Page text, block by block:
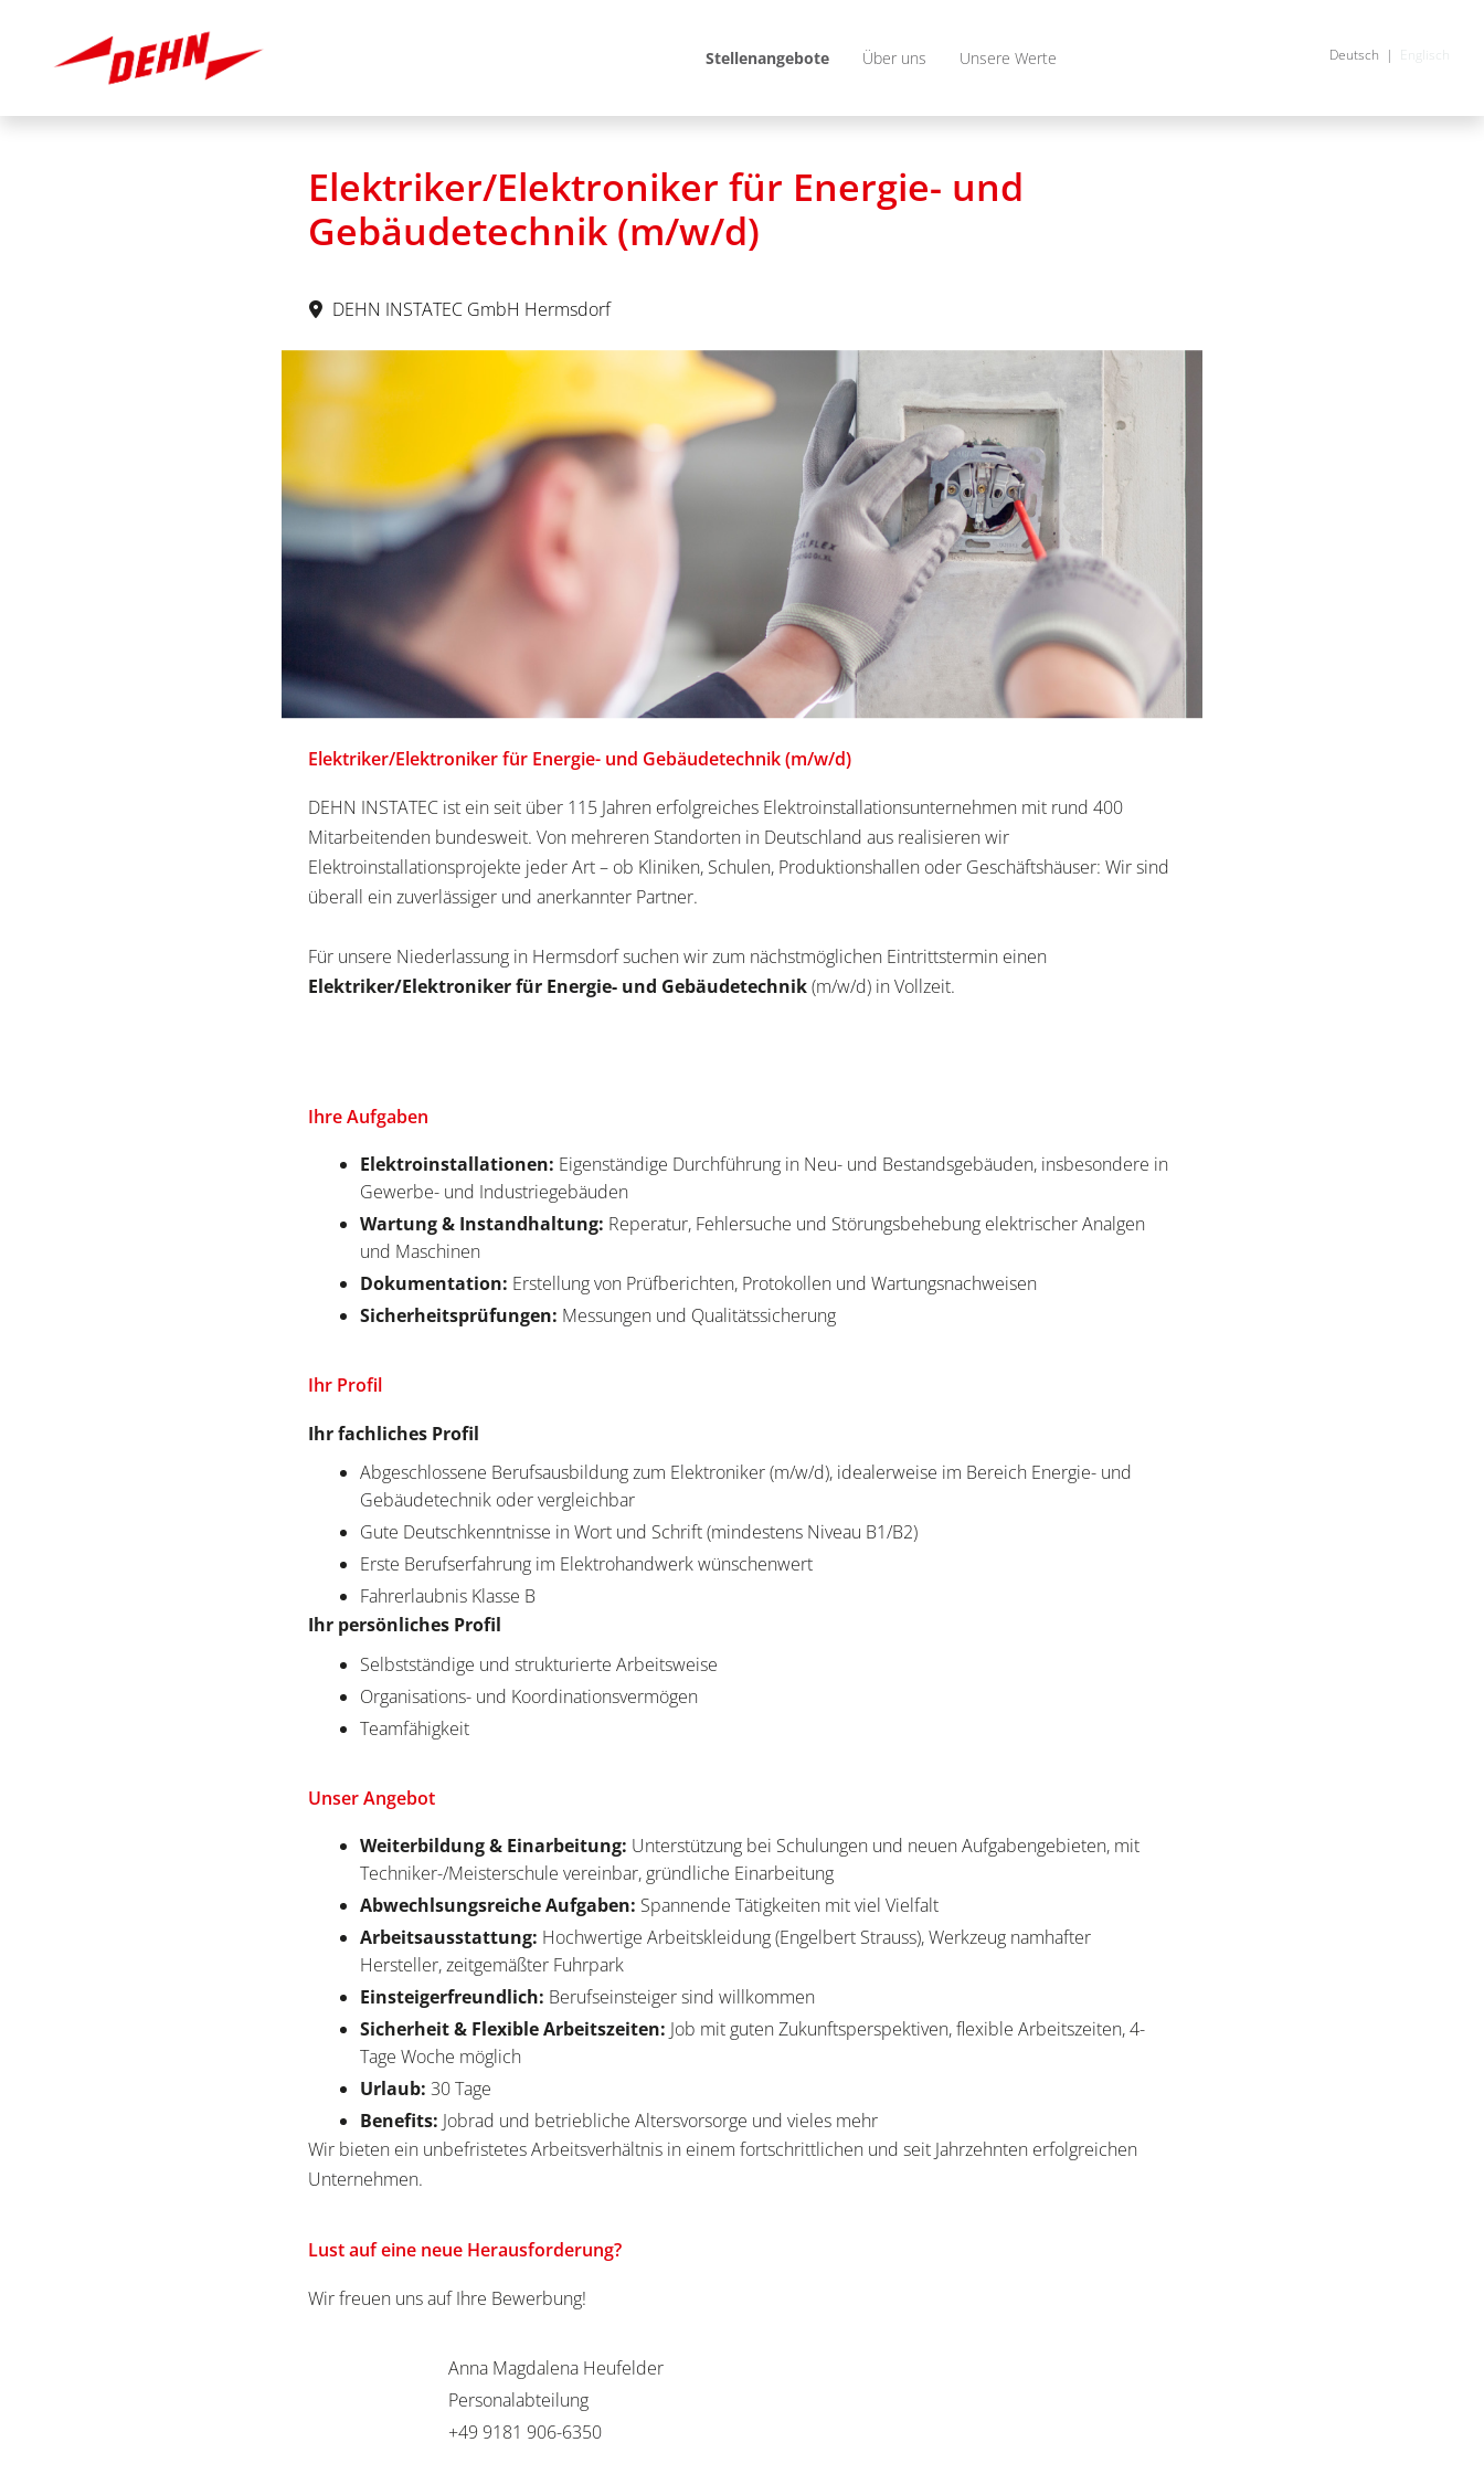
Deutsch Englisch
Stellenangebote Über uns Unsere Werte
Elektriker/Elektroniker für Energie- und
Gebäudetechnik (m/w/d)
DEHN INSTATEC GmbH Hermsdorf
Elektriker/Elektroniker für Energie- und Gebäudetechnik (m/w/d)
DEHN INSTATEC ist ein seit über 115 Jahren erfolgreiches Elektroinstallationsunternehmen mit rund 400
Mitarbeitenden bundesweit. Von mehreren Standorten in Deutschland aus realisieren wir
Elektroinstallationsprojekte jeder Art – ob Kliniken, Schulen, Produktionshallen oder Geschäftshäuser: Wir sind
überall ein zuverlässiger und anerkannter Partner.
Für unsere Niederlassung in Hermsdorf suchen wir zum nächstmöglichen Eintrittstermin einen
Elektriker/Elektroniker für Energie- und Gebäudetechnik(m/w/d) in Vollzeit.
Ihre Aufgaben
Elektroinstallationen: Eigenständige Durchführung in Neu- und Bestandsgebäuden, insbesondere in
Gewerbe- und Industriegebäuden
Wartung & Instandhaltung: Reperatur, Fehlersuche und Störungsbehebung elektrischer Analgen
und Maschinen
Dokumentation: Erstellung von Prüfberichten, Protokollen und Wartungsnachweisen
Sicherheitsprüfungen: Messungen und Qualitätssicherung
Ihr Profil
Ihr fachliches Profil
Abgeschlossene Berufsausbildung zum Elektroniker (m/w/d), idealerweise im Bereich Energie- und
Gebäudetechnik oder vergleichbar
Gute Deutschkenntnisse in Wort und Schrift (mindestens Niveau B1/B2)
Erste Berufserfahrung im Elektrohandwerk wünschenwert
Fahrerlaubnis Klasse B
Ihr persönliches Profil
Selbstständige und strukturierte Arbeitsweise
Organisations- und Koordinationsvermögen
Teamfähigkeit
Unser Angebot
Weiterbildung & Einarbeitung: Unterstützung bei Schulungen und neuen Aufgabengebieten, mit
Techniker-/Meisterschule vereinbar, gründliche Einarbeitung
Abwechlsungsreiche Aufgaben: Spannende Tätigkeiten mit viel Vielfalt
Arbeitsausstattung: Hochwertige Arbeitskleidung (Engelbert Strauss), Werkzeug namhafter
Hersteller, zeitgemäßter Fuhrpark
Einsteigerfreundlich: Berufseinsteiger sind willkommen
Sicherheit & Flexible Arbeitszeiten: Job mit guten Zukunftsperspektiven, flexible Arbeitszeiten, 4-
Tage Woche möglich
Urlaub: 30 Tage
Benefits: Jobrad und betriebliche Altersvorsorge und vieles mehr
Wir bieten ein unbefristetes Arbeitsverhältnis in einem fortschrittlichen und seit Jahrzehnten erfolgreichen
Unternehmen.
Lust auf eine neue Herausforderung?
Wir freuen uns auf Ihre Bewerbung!
Anna Magdalena Heufelder
Personalabteilung
+49 9181 906-6350